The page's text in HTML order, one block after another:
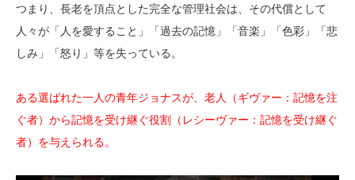
つまり、長老を頂点とした完全な管理社会は、その代償として
人々が「人を愛すること」「過去の記憶」「音楽」「色彩」「悲
しみ」「怒り」等を失っている。
ある選ばれた一人の青年ジョナスが、老人（ギヴァー：記憶を注
ぐ者）から記憶を受け継ぐ役割（レシーヴァー：記憶を受け継ぐ
者）を与えられる。